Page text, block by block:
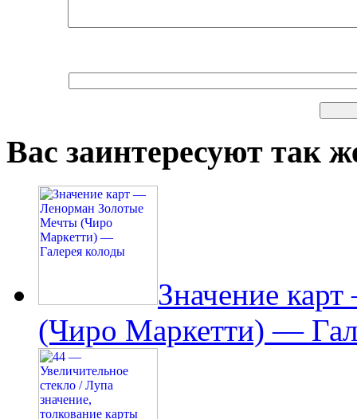
Вас заинтересуют так
Значение
(Чиро Маркетти) —